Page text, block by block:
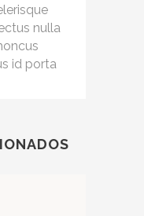
nulla
id porta